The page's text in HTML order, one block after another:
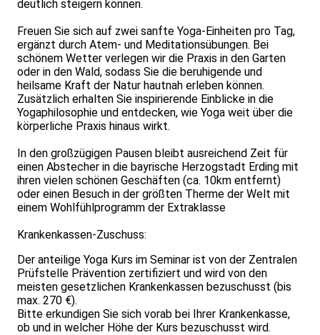
deutlich steigern können.
Freuen Sie sich auf zwei sanfte Yoga-Einheiten pro Tag,
ergänzt durch Atem- und Meditationsübungen. Bei
schönem Wetter verlegen wir die Praxis in den Garten
oder in den Wald, sodass Sie die beruhigende und
heilsame Kraft der Natur hautnah erleben können.
Zusätzlich erhalten Sie inspirierende Einblicke in die
Yogaphilosophie und entdecken, wie Yoga weit über die
körperliche Praxis hinaus wirkt.
In den großzügigen Pausen bleibt ausreichend Zeit für
einen Abstecher in die bayrische Herzogstadt Erding mit
ihren vielen schönen Geschäften (ca. 10km entfernt)
oder einen Besuch in der größten Therme der Welt mit
einem Wohlfühlprogramm der Extraklasse
Krankenkassen-Zuschuss:
Der anteilige Yoga Kurs im Seminar ist von der Zentralen
Prüfstelle Prävention zertifiziert und wird von den
meisten gesetzlichen Krankenkassen bezuschusst (bis
max. 270 €).
Bitte erkundigen Sie sich vorab bei Ihrer Krankenkasse,
ob und in welcher Höhe der Kurs bezuschusst wird.